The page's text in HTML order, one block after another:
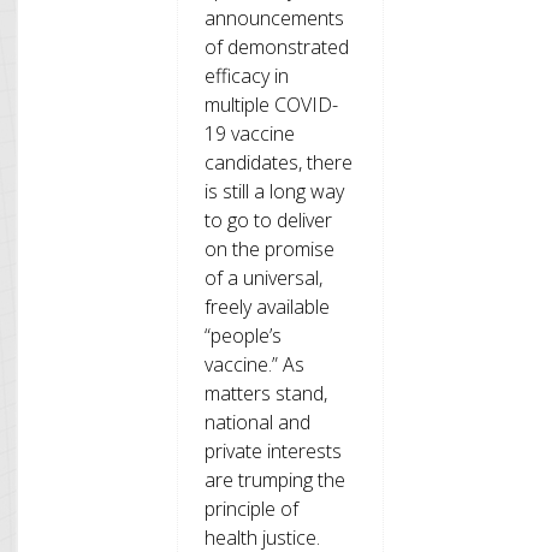
announcements
of demonstrated
efficacy in
multiple COVID-
19 vaccine
candidates, there
is still a long way
to go to deliver
on the promise
of a universal,
freely available
“people’s
vaccine.” As
matters stand,
national and
private interests
are trumping the
principle of
health justice.